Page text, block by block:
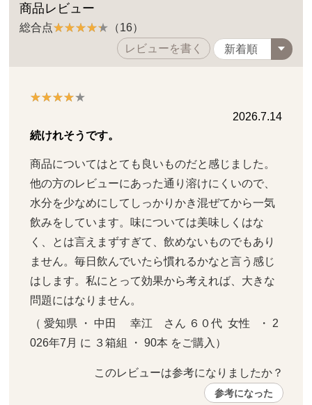
商品レビュー
総合点
（16）
レビューを書く
2026.7.14
続けれそうです。
商品についてはとても良いものだと感じました。
他の方のレビューにあった通り溶けにくいので、
水分を少なめにしてしっかりかき混ぜてから一気
飲みをしています。味については美味しくはな
く、とは言えまずすぎて、飲めないものでもあり
ません。毎日飲んでいたら慣れるかなと言う感じ
はします。私にとって効果から考えれば、大きな
問題にはなりません。
（ 愛知県 ・ 中田　 幸江　さん ６０代  女性   ・ 2
026年7月 に ３箱組 ・ 90本 をご購入）
このレビューは参考になりましたか？
参考になった